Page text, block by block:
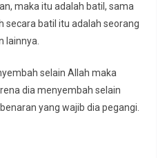
maka itu adalah batil, sama
secara batil itu adalah seorang
lainnya.
selain Allah maka
dia menyembah selain
yang wajib dia pegangi.